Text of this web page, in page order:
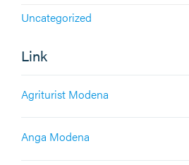
Uncategorized
Link
Agriturist Modena
Anga Modena